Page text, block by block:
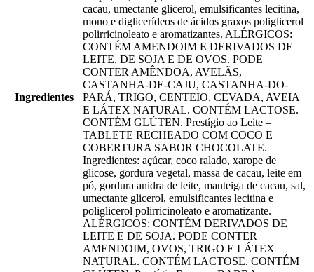
Ingredientes
cacau, umectante glicerol, emulsificantes lecitina,
mono e diglicerídeos de ácidos graxos poliglicerol
polirricinoleato e aromatizantes. ALÉRGICOS:
CONTÉM AMENDOIM E DERIVADOS DE
LEITE, DE SOJA E DE OVOS. PODE
CONTER AMÊNDOA, AVELÃS,
CASTANHA-DE-CAJU, CASTANHA-DO-
PARÁ, TRIGO, CENTEIO, CEVADA, AVEIA
E LÁTEX NATURAL. CONTÉM LACTOSE.
CONTÉM GLÚTEN. Prestígio ao Leite –
TABLETE RECHEADO COM COCO E
COBERTURA SABOR CHOCOLATE.
Ingredientes: açúcar, coco ralado, xarope de
glicose, gordura vegetal, massa de cacau, leite em
pó, gordura anidra de leite, manteiga de cacau, sal,
umectante glicerol, emulsificantes lecitina e
poliglicerol polirricinoleato e aromatizante.
ALÉRGICOS: CONTÉM DERIVADOS DE
LEITE E DE SOJA. PODE CONTER
AMENDOIM, OVOS, TRIGO E LÁTEX
NATURAL. CONTÉM LACTOSE. CONTÉM